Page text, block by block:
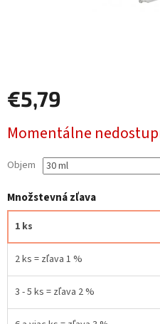
€5,79
cena:
Momentálne
Objem
Množstevná zľava
1 ks
2 ks = zľava 1 %
3 - 5 ks = zľava 2 %